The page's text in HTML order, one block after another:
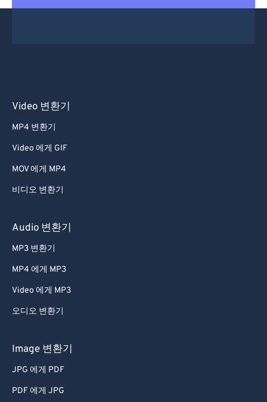
Video 변환기
MP4 변환기
Video 에게 GIF
MOV 에게 MP4
비디오 변환기
Audio 변환기
MP3 변환기
MP4 에게 MP3
Video 에게 MP3
오디오 변환기
Image 변환기
JPG 에게 PDF
PDF 에게 JPG